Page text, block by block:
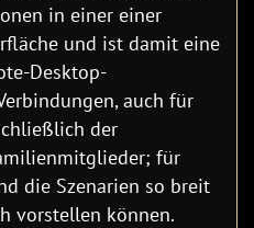
in einer einer
und ist damit eine
Desktop-
auch für
der
für
die Szenarien so breit
vorstellen können.